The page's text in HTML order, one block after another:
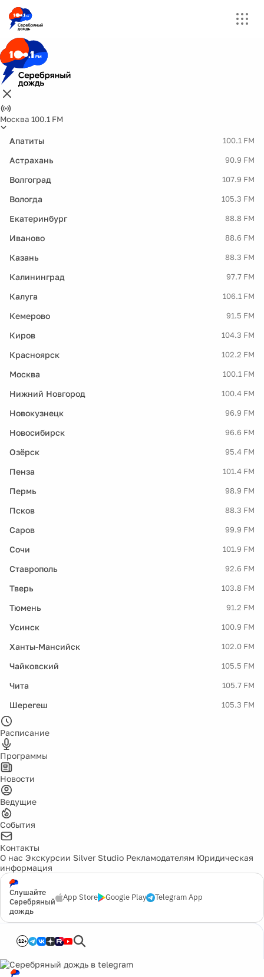
Москва 100.1 FM
Апатиты 100.1 FM
Астрахань 90.9 FM
Волгоград 107.9 FM
Вологда 105.3 FM
Екатеринбург 88.8 FM
Иваново 88.6 FM
Казань 88.3 FM
Калининград 97.7 FM
Калуга 106.1 FM
Кемерово 91.5 FM
Киров 104.3 FM
Красноярск 102.2 FM
Москва 100.1 FM
Нижний Новгород 100.4 FM
Новокузнецк 96.9 FM
Новосибирск 96.6 FM
Озёрск 95.4 FM
Пенза 101.4 FM
Пермь 98.9 FM
Псков 88.3 FM
Саров 99.9 FM
Сочи 101.9 FM
Ставрополь 92.6 FM
Тверь 103.8 FM
Тюмень 91.2 FM
Усинск 100.9 FM
Ханты-Мансийск 102.0 FM
Чайковский 105.5 FM
Чита 105.7 FM
Шерегеш 105.3 FM
Расписание
Программы
Новости
Ведущие
События
Контакты
О нас Экскурсии Silver Studio Рекламодателям Юридическая
информация
Слушайте
Серебряный
дождь
App Store Google Play Telegram App
12+